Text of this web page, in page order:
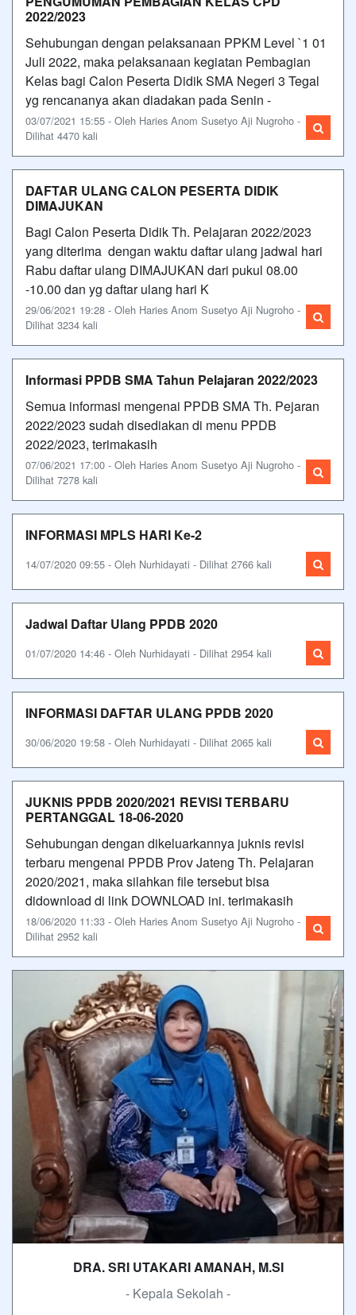
2022/2023
Sehubungan dengan pelaksanaan PPKM Level `1 01
Juli 2022, maka pelaksanaan kegiatan Pembagian
Kelas bagi Calon Peserta Didik SMA Negeri 3 Tegal
yg rencananya akan diadakan pada Senin -
03/07/2021 15:55 - Oleh Haries Anom Susetyo Aji Nugroho -
Dilihat 4470 kali
DAFTAR ULANG CALON PESERTA DIDIK
DIMAJUKAN
Bagi Calon Peserta Didik Th. Pelajaran 2022/2023
yang diterima dengan waktu daftar ulang jadwal hari
Rabu daftar ulang DIMAJUKAN dari pukul 08.00
-10.00 dan yg daftar ulang hari K
29/06/2021 19:28 - Oleh Haries Anom Susetyo Aji Nugroho -
Dilihat 3234 kali
Informasi PPDB SMA Tahun Pelajaran 2022/2023
Semua informasi mengenai PPDB SMA Th. Pejaran
2022/2023 sudah disediakan di menu PPDB
2022/2023, terimakasih
07/06/2021 17:00 - Oleh Haries Anom Susetyo Aji Nugroho -
Dilihat 7278 kali
INFORMASI MPLS HARI Ke-2
14/07/2020 09:55 - Oleh Nurhidayati - Dilihat 2766 kali
Jadwal Daftar Ulang PPDB 2020
01/07/2020 14:46 - Oleh Nurhidayati - Dilihat 2954 kali
INFORMASI DAFTAR ULANG PPDB 2020
30/06/2020 19:58 - Oleh Nurhidayati - Dilihat 2065 kali
JUKNIS PPDB 2020/2021 REVISI TERBARU
PERTANGGAL 18-06-2020
Sehubungan dengan dikeluarkannya juknis revisi
terbaru mengenai PPDB Prov Jateng Th. Pelajaran
2020/2021, maka silahkan file tersebut bisa
didownload di link DOWNLOAD ini. terimakasih
18/06/2020 11:33 - Oleh Haries Anom Susetyo Aji Nugroho -
Dilihat 2952 kali
DRA. SRI UTAKARI AMANAH, M.SI
- Kepala Sekolah -